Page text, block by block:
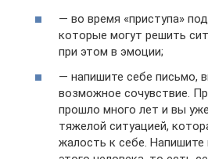
— во время «приступа»
которые могут решить
при этом в эмоции;
— напишите себе письмо,
возможное сочувствие.
прошло много лет и вы
тяжелой ситуацией,
жалость к себе. Напишите